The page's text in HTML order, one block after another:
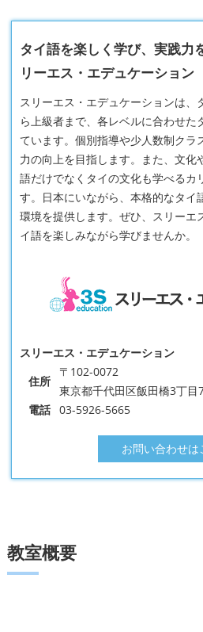
タイ語を楽しく学び、実践力
リーエス・エデュケーション
スリーエス・エデュケーションは、
ら上級者まで、各レベルに合わせた
ています。個別指導や少人数制クラ
力の向上を目指します。また、文化
語だけでなくタイの文化も学べるカ
す。日本にいながら、本格的なタイ
環境を提供します。ぜひ、スリーエ
イ語を楽しみながら学びませんか。
スリーエス・エデュケーション
住所
〒102-0072
東京都千代田区飯田橋3丁
電話 03-5926-5665
お問い合わせは
教室概要